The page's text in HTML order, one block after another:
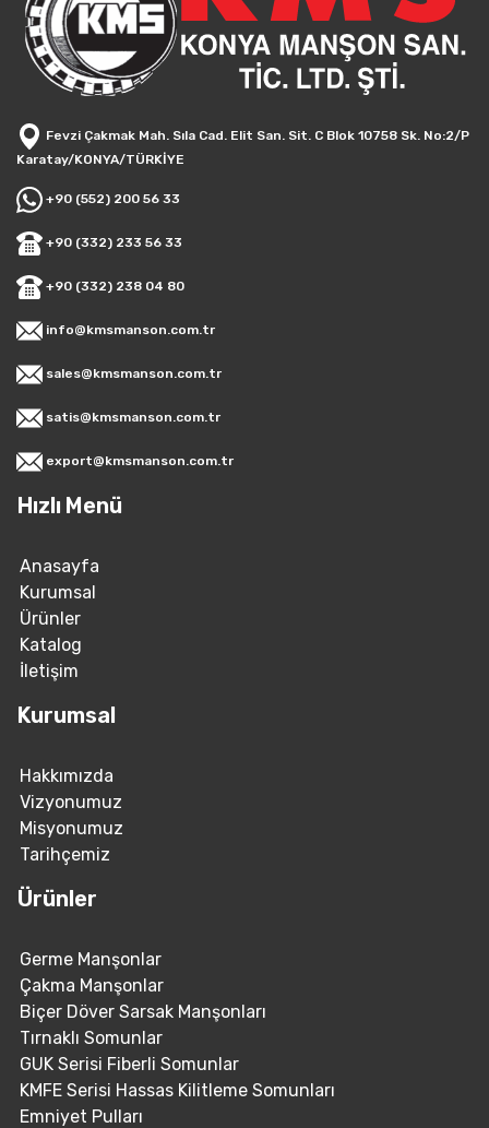
Fevzi Çakmak Mah. Sıla Cad. Elit San. Sit. C Blok 10758 Sk. No:2/P
Karatay/KONYA/TÜRKİYE
+90 (552) 200 56 33
+90 (332) 233 56 33
+90 (332) 238 04 80
info@kmsmanson.com.tr
sales@kmsmanson.com.tr
satis@kmsmanson.com.tr
export@kmsmanson.com.tr
Hızlı Menü
Anasayfa
Kurumsal
Ürünler
Katalog
İletişim
Kurumsal
Hakkımızda
Vizyonumuz
Misyonumuz
Tarihçemiz
Ürünler
Germe Manşonlar
Çakma Manşonlar
Biçer Döver Sarsak Manşonları
Tırnaklı Somunlar
GUK Serisi Fiberli Somunlar
KMFE Serisi Hassas Kilitleme Somunları
Emniyet Pulları